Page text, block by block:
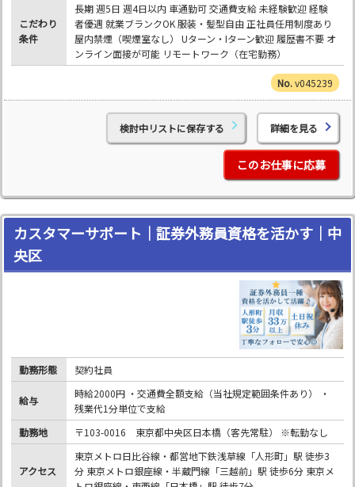
こだわり
条件
長期 週5日 週4日以内 車通勤可 交通費支給 未経験歓迎 経験
者優遇 就業ブランクOK 服装・髪型自由 正社員任用制度あり
屋内禁煙（喫煙室なし） Uターン・Iターン歓迎 履歴書不要 オ
ンライン面接が可能 リモートワーク（在宅勤務）
v045239
検討中リストに保存する 詳細を見る
このお仕事に応募
カスタマーサポート｜証券外務員資格を活かす｜中
央区
勤務形態 契約社員
給与
時給2000円 ・交通費全額支給（当社規定範囲条件あり） ・
残業代1分単位で支給
勤務地
〒103-0016 東京都中央区日本橋（客先常駐） ※転勤なし
アクセス
東京メトロ日比谷線・都営地下鉄浅草線「人形町」駅 徒歩3
分 東京メトロ銀座線・半蔵門線「三越前」駅 徒歩6分 東京メ